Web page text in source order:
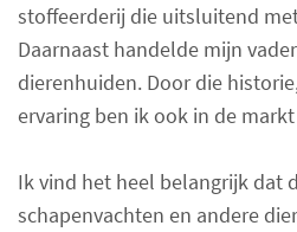
stoffeerderij die uitsluitend
Daarnaast handelde mijn
dierenhuiden. Door die
ervaring ben ik ook in de
Ik vind het heel belangrijk dat
schapenvachten en andere